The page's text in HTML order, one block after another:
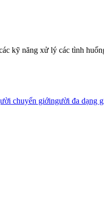
kỹ năng xử lý các tình
chuyển giớingười đa dạng